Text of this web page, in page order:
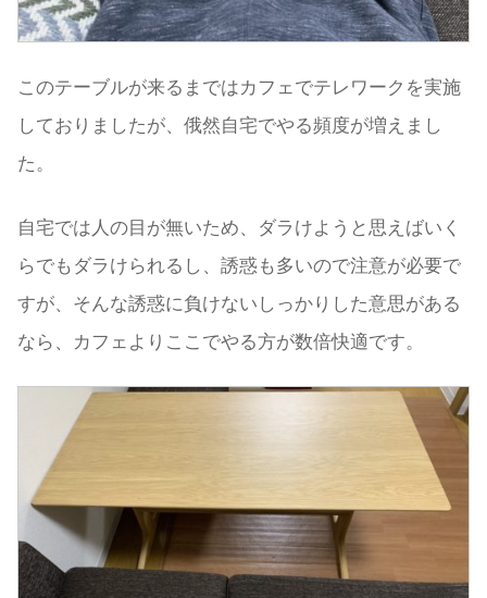
このテーブルが来るまではカフェでテレワークを実施
しておりましたが、俄然自宅でやる頻度が増えまし
た。
自宅では人の目が無いため、ダラけようと思えばいく
らでもダラけられるし、誘惑も多いので注意が必要で
すが、そんな誘惑に負けないしっかりした意思がある
なら、カフェよりここでやる方が数倍快適です。